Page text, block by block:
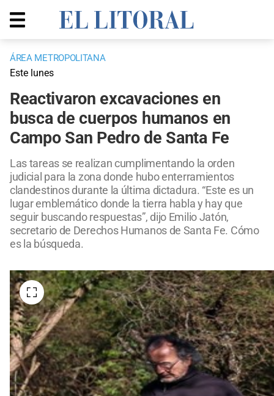
ÁREA METROPOLITANA
Este lunes
Reactivaron excavaciones en
busca de cuerpos humanos en
Campo San Pedro de Santa Fe
Las tareas se realizan cumplimentando la orden
judicial para la zona donde hubo enterramientos
clandestinos durante la última dictadura. “Este es un
lugar emblemático donde la tierra habla y hay que
seguir buscando respuestas”, dijo Emilio Jatón,
secretario de Derechos Humanos de Santa Fe. Cómo
es la búsqueda.